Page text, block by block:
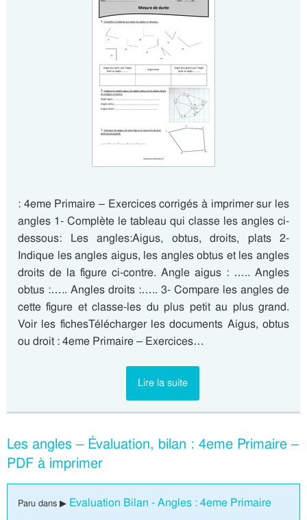
: 4eme Primaire – Exercices corrigés à imprimer sur les
angles 1- Complète le tableau qui classe les angles ci-
dessous: Les angles:Aigus, obtus, droits, plats 2-
Indique les angles aigus, les angles obtus et les angles
droits de la figure ci-contre. Angle aigus : ….. Angles
obtus :….. Angles droits :….. 3- Compare les angles de
cette figure et classe-les du plus petit au plus grand.
Voir les fichesTélécharger les documents Aigus, obtus
ou droit : 4eme Primaire – Exercices…
Lire la suite
Les angles – Évaluation, bilan : 4eme Primaire –
PDF à imprimer
Paru dans ▶ Evaluation Bilan - Angles : 4eme Primaire